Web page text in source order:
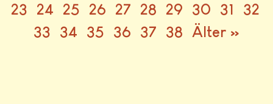
23
24 25 26 27 28 29 30 31
32
33
34 35 36 37 38 Älter »